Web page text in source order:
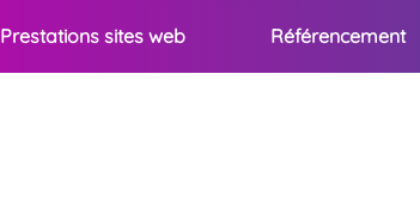
Prestations sites web Référencement